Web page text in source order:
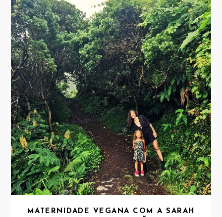
MATERNIDADE VEGANA COM A SARAH